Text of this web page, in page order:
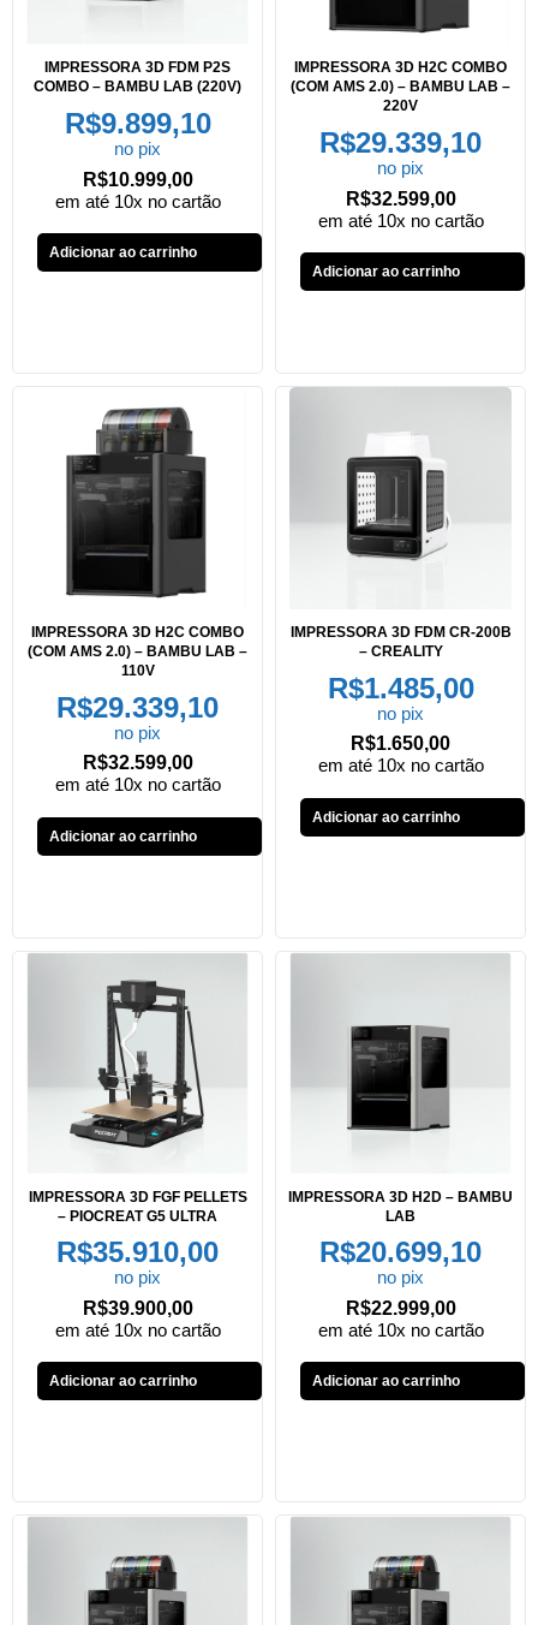
IMPRESSORA 3D FDM P2S
COMBO – BAMBU LAB (220V)
R$9.899,10
no pix
R$10.999,00
em até 10x no cartão
Adicionar ao carrinho
IMPRESSORA 3D H2C COMBO
(COM AMS 2.0) – BAMBU LAB –
220V
R$29.339,10
no pix
R$32.599,00
em até 10x no cartão
Adicionar ao carrinho
IMPRESSORA 3D H2C COMBO
(COM AMS 2.0) – BAMBU LAB –
110V
R$29.339,10
no pix
R$32.599,00
em até 10x no cartão
Adicionar ao carrinho
IMPRESSORA 3D FDM CR-200B
– CREALITY
R$1.485,00
no pix
R$1.650,00
em até 10x no cartão
Adicionar ao carrinho
IMPRESSORA 3D FGF PELLETS
– PIOCREAT G5 ULTRA
R$35.910,00
no pix
R$39.900,00
em até 10x no cartão
Adicionar ao carrinho
IMPRESSORA 3D H2D – BAMBU
LAB
R$20.699,10
no pix
R$22.999,00
em até 10x no cartão
Adicionar ao carrinho